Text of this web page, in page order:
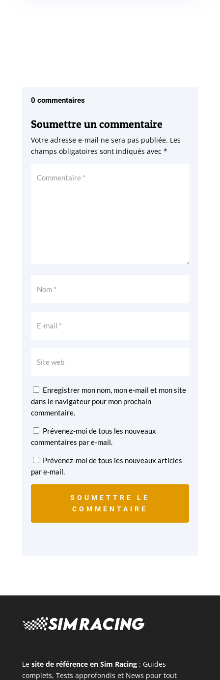
0 commentaires
Soumettre un commentaire
Votre adresse e-mail ne sera pas publiée. Les
champs obligatoires sont indiqués avec *
Enregistrer mon nom, mon e-mail et mon site
dans le navigateur pour mon prochain
commentaire.
Prévenez-moi de tous les nouveaux
commentaires par e-mail.
Prévenez-moi de tous les nouveaux articles
par e-mail.
SOUMETTRE LE
COMMENTAIRE
Le site de référence en Sim Racing: Guides
complets, Tests approfondis et News pour tout